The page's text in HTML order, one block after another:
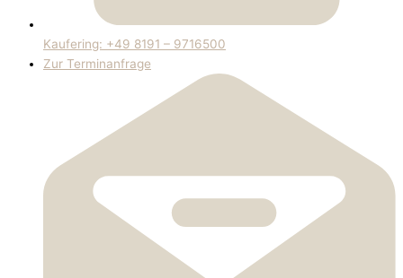
Kaufering: +49 8191 – 9716500
Zur Terminanfrage